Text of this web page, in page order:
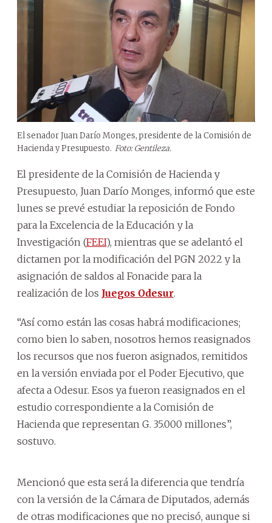
El senador Juan Darío Monges, presidente de la Comisión de
Hacienda y Presupuesto. Foto: Gentileza.
El presidente de la Comisión de Hacienda y
Presupuesto, Juan Darío Monges, informó que este
lunes se prevé estudiar la reposición de Fondo
para la Excelencia de la Educación y la
Investigación (FEEI), mientras que se adelantó el
dictamen por la modificación del PGN 2022 y la
asignación de saldos al Fonacide para la
realización de los Juegos Odesur.
“Así como están las cosas habrá modificaciones;
como bien lo saben, nosotros hemos reasignados
los recursos que nos fueron asignados, remitidos
en la versión enviada por el Poder Ejecutivo, que
afecta a Odesur. Esos ya fueron reasignados en el
estudio correspondiente a la Comisión de
Hacienda que representan G. 35.000 millones”,
sostuvo.
Mencionó que esta será la diferencia que tendría
con la versión de la Cámara de Diputados, además
de otras modificaciones que no precisó, aunque si